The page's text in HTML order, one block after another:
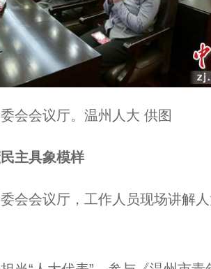
会会议厅。温州人大 供图
主具象模样
会议厅，工作人员现场讲解人